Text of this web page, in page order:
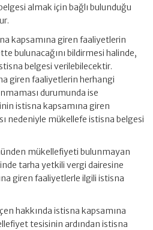
almak için bağlı bulunduğu
kapsamına giren faaliyetlerin
bulunacağını bildirmesi halinde,
belgesi verilebilecektir.
giren faaliyetlerin herhangi
durumunda ise
istisna kapsamına giren
nedeniyle mükellefe istisna belgesi
mükellefiyeti bulunmayan
tarha yetkili vergi dairesine
giren faaliyetlerle ilgili istisna
hakkında istisna kapsamına
tesisinin ardından istisna